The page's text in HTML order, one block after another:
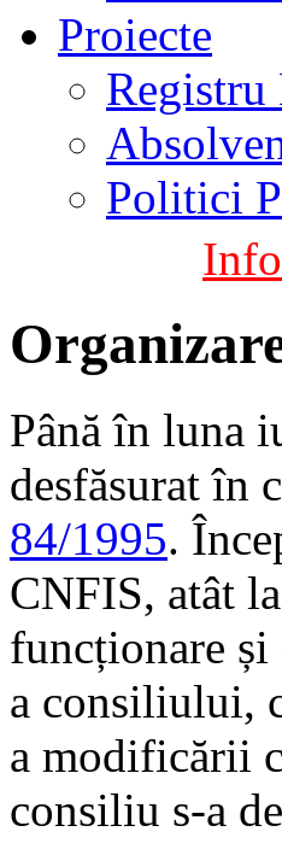
Proiecte
Politici
Până în luna
desfăsurat în
84/1995.
CNFIS, atât
funcționare
a consiliului,
a modificării
consiliu s-a